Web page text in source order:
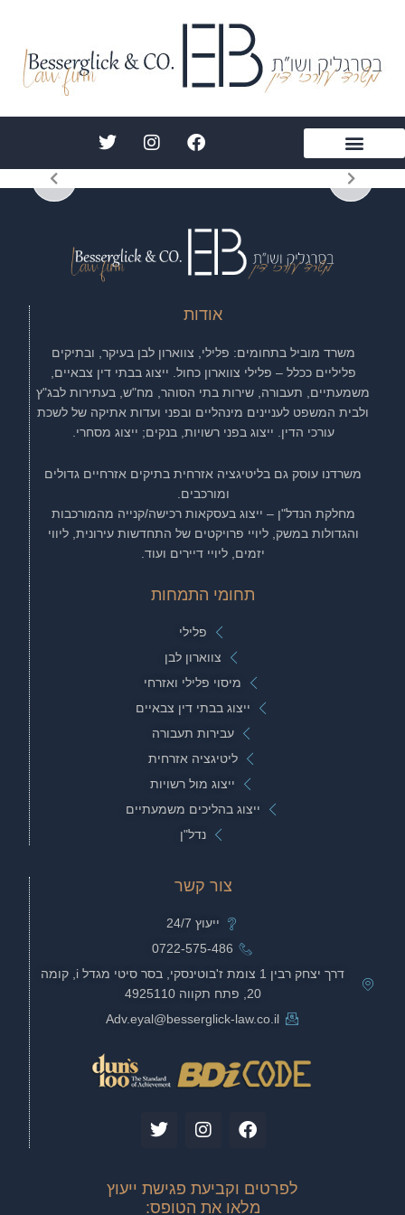
F
a
c
e
k
I
n
s
t
a
T
w
i
t
אודות
משרד מוביל בתחומים: פלילי, צווארון לבן בעיקר, ובתיקים
פליליים ככלל – פלילי צווארון כחול. ייצוג בבתי דין צבאיים,
משמעתיים, תעבורה, שירות בתי הסוהר, מח"ש, בעתירות לבג"ץ
ולבית המשפט לעניינים מינהליים ובפני ועדות אתיקה של לשכת
עורכי הדין. ייצוג בפני רשויות, בנקים; ייצוג מסחרי.
משרדנו עוסק גם בליטיגציה אזרחית בתיקים אזרחיים גדולים
ומורכבים.
מחלקת הנדל"ן – ייצוג בעסקאות רכישה/קנייה מהמורכבות
והגדולות במשק, ליויי פרויקטים של התחדשות עירונית, ליווי
יזמים, ליויי דיירים ועוד.
תחומי התמחות
פלילי
צווארון לבן
מיסוי פלילי ואזרחי
ייצוג בבתי דין צבאיים
עבירות תעבורה
ליטיגציה אזרחית
ייצוג מול רשויות
ייצוג בהליכים משמעתיים
נדל"ן
צור קשר
ייעוץ 24/7
0722-575-486
דרך יצחק רבין 1 צומת ז'בוטינסקי, בסר סיטי מגדל i, קומה
20, פתח תקווה 4925110
Adv.eyal@besserglick-law.co.il
F
a
b
o
I
n
a
g
T
w
t
e
לפרטים וקביעת פגישת ייעוץ
מלאו את הטופס: